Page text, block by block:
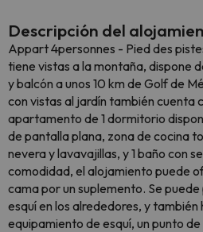
Descripción del
Appart 4personnes - Pied des
tiene vistas a la montaña, dispone
y balcón a unos 10 km de Golf de
con vistas al jardín también cuenta
apartamento de 1 dormitorio
de pantalla plana, zona de cocina
nevera y lavavajillas, y 1 baño con
comodidad, el alojamiento puede
cama por un suplemento. Se
esquí en los alrededores, y
equipamiento de esquí, un punto